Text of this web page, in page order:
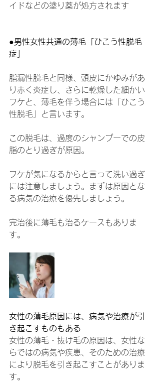
イドなどの塗り薬が処方されます
●男性女性共通の薄毛「ひこう性脱毛
症」
脂漏性脱毛と同様、頭皮にかゆみがあ
り赤く炎症し、さらに乾燥した細かい
フケと、薄毛を伴う場合には「ひこう
性脱毛」と言います。
この脱毛は、過度のシャンプーでの皮
脂のとり過ぎが原因。
フケが気になるからと言って洗い過ぎ
には注意しましょう。まずは原因とな
る病気の治療を優先しましょう。
完治後に薄毛も治るケースもありま
す。
女性の薄毛原因には、病気や治療が引
き起こすものもある
女性の薄毛・抜け毛の原因は、女性な
らではの病気や疾患、そのための治療
により脱毛を引き起こすことがありま
す。